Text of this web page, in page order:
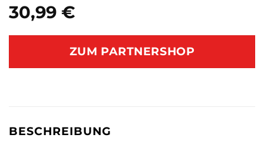
30,99 €
ZUM PARTNERSHOP
BESCHREIBUNG